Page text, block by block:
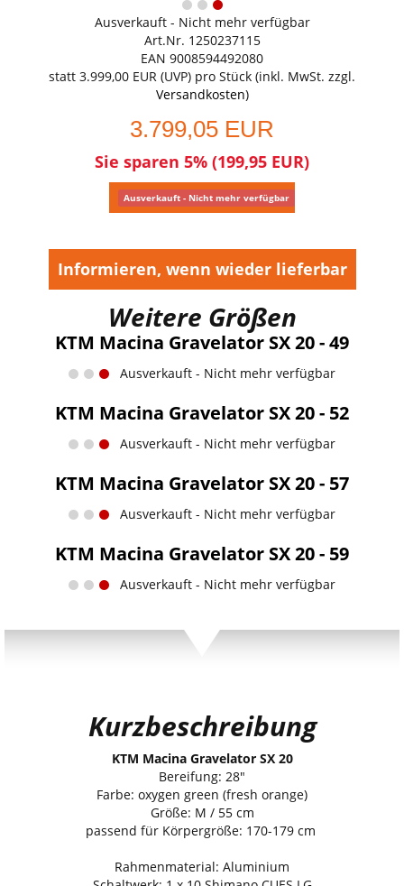
Ausverkauft - Nicht mehr verfügbar
Art.Nr. 1250237115
EAN 9008594492080
statt 3.999,00 EUR (UVP) pro Stück (inkl. MwSt. zzgl.
Versandkosten)
3.799,05 EUR
Sie sparen 5% (199,95 EUR)
Ausverkauft - Nicht mehr verfügbar
Informieren, wenn wieder lieferbar
Weitere Größen
KTM Macina Gravelator SX 20 - 49
Ausverkauft - Nicht mehr verfügbar
KTM Macina Gravelator SX 20 - 52
Ausverkauft - Nicht mehr verfügbar
KTM Macina Gravelator SX 20 - 57
Ausverkauft - Nicht mehr verfügbar
KTM Macina Gravelator SX 20 - 59
Ausverkauft - Nicht mehr verfügbar
Kurzbeschreibung
KTM Macina Gravelator SX 20
Bereifung: 28"
Farbe: oxygen green (fresh orange)
Größe: M / 55 cm
passend für Körpergröße: 170-179 cm
Rahmenmaterial: Aluminium